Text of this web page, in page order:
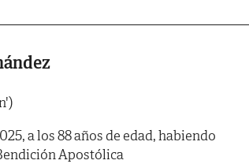
a los 88 años de edad, habiendo
Apostólica